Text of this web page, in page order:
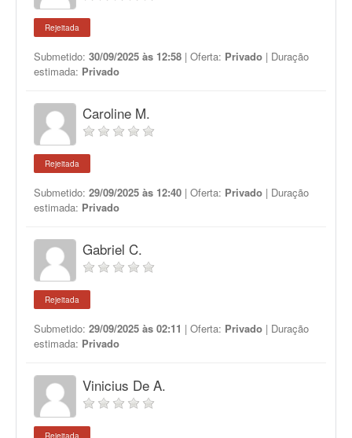
Rejeitada
Submetido: 30/09/2025 às 12:58 | Oferta: Privado | Duração
estimada: Privado
Caroline M.
Rejeitada
Submetido: 29/09/2025 às 12:40 | Oferta: Privado | Duração
estimada: Privado
Gabriel C.
Rejeitada
Submetido: 29/09/2025 às 02:11 | Oferta: Privado | Duração
estimada: Privado
Vinicius De A.
Rejeitada